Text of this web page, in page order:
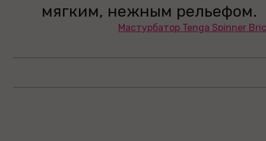
мягким, нежным рельефом.
Мастурбатор Tenga Spinner